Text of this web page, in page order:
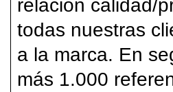
relación calidad/
todas nuestras
a la marca. En
más 1.000